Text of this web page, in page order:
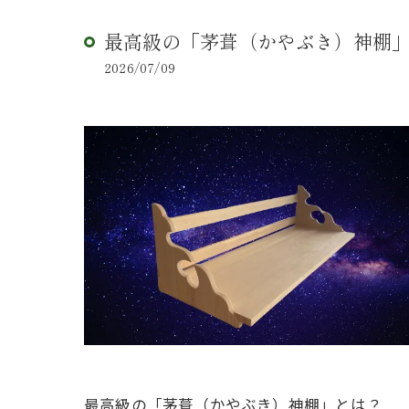
最高級の「茅葺（かやぶき）神棚
2026/07/09
最高級の「茅葺（かやぶき）神棚」とは？